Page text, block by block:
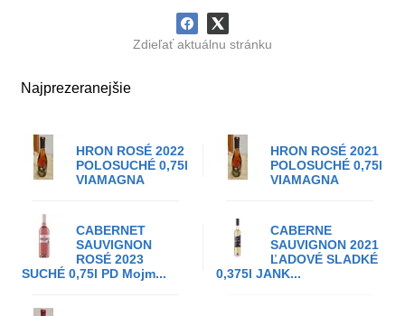
Zdieľať aktuálnu stránku
Najprezeranejšie
HRON ROSÉ 2022
POLOSUCHÉ 0,75l
VIAMAGNA
HRON ROSÉ 2021
POLOSUCHÉ 0,75l
VIAMAGNA
CABERNET
SAUVIGNON
ROSÉ 2023
SUCHÉ 0,75l PD Mojm...
CABERNE
SAUVIGNON 2021
ĽADOVÉ SLADKÉ
0,375l JANK...